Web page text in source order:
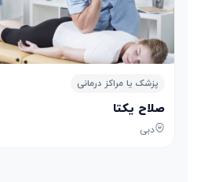
پزشک یا مراکز درمانی
صلاح یکتا
دبی